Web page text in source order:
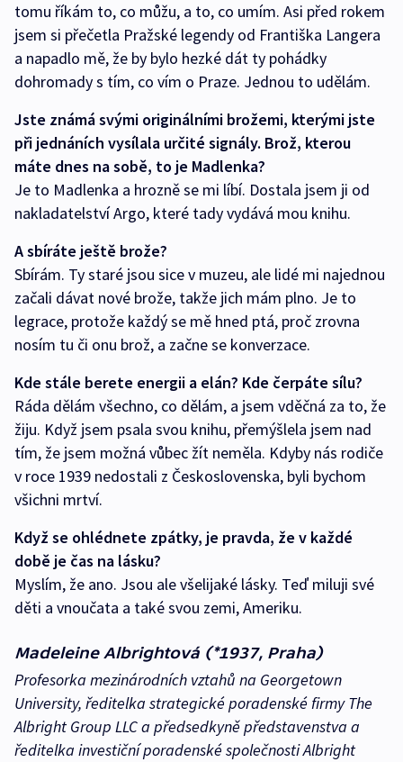
tomu říkám to, co můžu, a to, co umím. Asi před rokem
jsem si přečetla Pražské legendy od Františka Langera
a napadlo mě, že by bylo hezké dát ty pohádky
dohromady s tím, co vím o Praze. Jednou to udělám.
Jste známá svými originálními brožemi, kterými jste
při jednáních vysílala určité signály. Brož, kterou
máte dnes na sobě, to je Madlenka?
Je to Madlenka a hrozně se mi líbí. Dostala jsem ji od
nakladatelství Argo, které tady vydává mou knihu.
A sbíráte ještě brože?
Sbírám. Ty staré jsou sice v muzeu, ale lidé mi najednou
začali dávat nové brože, takže jich mám plno. Je to
legrace, protože každý se mě hned ptá, proč zrovna
nosím tu či onu brož, a začne se konverzace.
Kde stále berete energii a elán? Kde čerpáte sílu?
Ráda dělám všechno, co dělám, a jsem vděčná za to, že
žiju. Když jsem psala svou knihu, přemýšlela jsem nad
tím, že jsem možná vůbec žít neměla. Kdyby nás rodiče
v roce 1939 nedostali z Československa, byli bychom
všichni mrtví.
Když se ohlédnete zpátky, je pravda, že v každé
době je čas na lásku?
Myslím, že ano. Jsou ale všelijaké lásky. Teď miluji své
děti a vnoučata a také svou zemi, Ameriku.
Madeleine Albrightová (*1937, Praha)
Profesorka mezinárodních vztahů na Georgetown
University, ředitelka strategické poradenské firmy The
Albright Group LLC a předsedkyně představenstva a
ředitelka investiční poradenské společnosti Albright